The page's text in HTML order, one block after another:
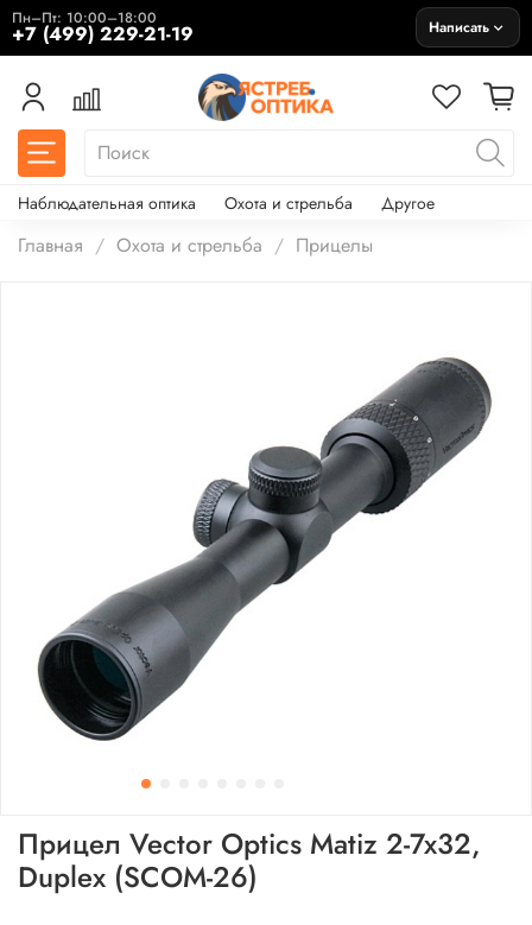
Пн–Пт: 10:00–18:00
+7 (499) 229-21-19 Написать
Наблюдательная оптика Охота и стрельба Другое
Главная Охота и стрельба Прицелы
Прицел Vector Optics Matiz 2-7x32,
Duplex (SCOM-26)